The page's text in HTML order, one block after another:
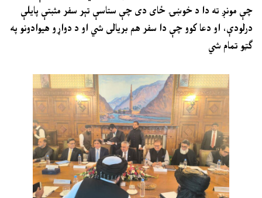
چې مونږ ته دا د خوښۍ ځای دی چې ستاسې تېر سفر مثبتې پايلې
درلودې، او دعا کوو چې دا سفر هم بريالی شي او د دواړو هیوادونو په
ګټو تمام شي